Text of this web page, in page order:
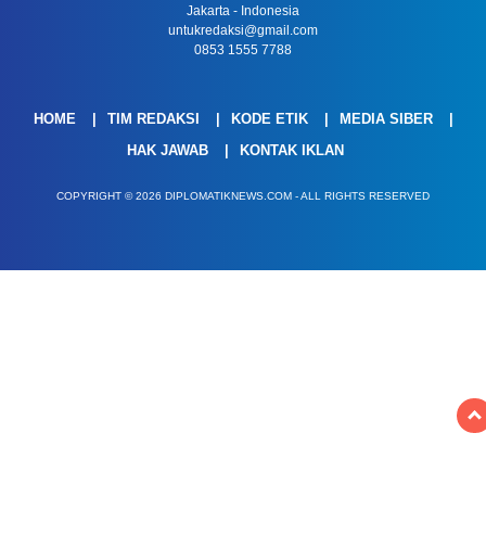
Jakarta - Indonesia
untukredaksi@gmail.com
0853 1555 7788
HOME TIM REDAKSI KODE ETIK
MEDIA SIBER
HAK JAWAB
KONTAK IKLAN
COPYRIGHT © 2026 DIPLOMATIKNEWS.COM - ALL RIGHTS RESERVED